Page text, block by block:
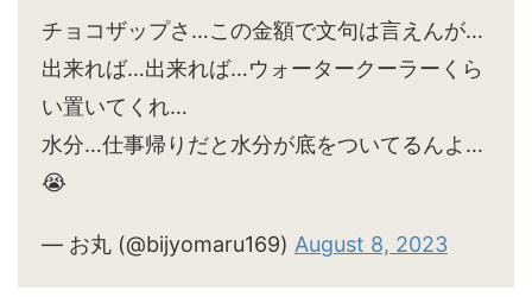
チョコザップさ…この金額で文句は言えんが…
出来れば…出来れば…ウォータークーラーくら
い置いてくれ…
水分…仕事帰りだと水分が底をついてるんよ…
😭
— お丸 (@bijyomaru169) August 8, 2023